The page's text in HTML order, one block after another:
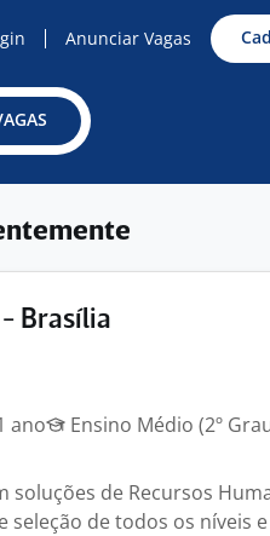
Anunciar Vagas
Brasília
ano
Ensino Médio (2º
soluções de Recursos
de todos os níveis e